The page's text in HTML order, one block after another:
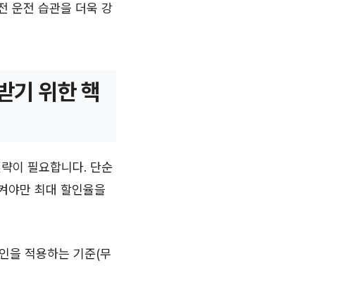
운전 습관을 더욱 강
기 위한 핵
이 필요합니다. 단순
야만 최대 할인율을
을 적용하는 기준(무